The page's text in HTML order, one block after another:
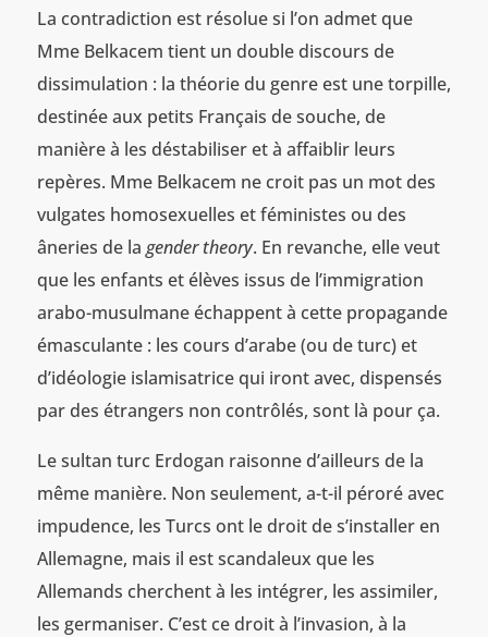
La contradiction est résolue si l’on admet que
Mme Belkacem tient un double discours de
dissimulation : la théorie du genre est une torpille,
destinée aux petits Français de souche, de
manière à les déstabiliser et à affaiblir leurs
repères. Mme Belkacem ne croit pas un mot des
vulgates homosexuelles et féministes ou des
âneries de la gender theory. En revanche, elle veut
que les enfants et élèves issus de l’immigration
arabo-musulmane échappent à cette propagande
émasculante : les cours d’arabe (ou de turc) et
d’idéologie islamisatrice qui iront avec, dispensés
par des étrangers non contrôlés, sont là pour ça.
Le sultan turc Erdogan raisonne d’ailleurs de la
même manière. Non seulement, a-t-il péroré avec
impudence, les Turcs ont le droit de s’installer en
Allemagne, mais il est scandaleux que les
Allemands cherchent à les intégrer, les assimiler,
les germaniser. C’est ce droit à l’invasion, à la